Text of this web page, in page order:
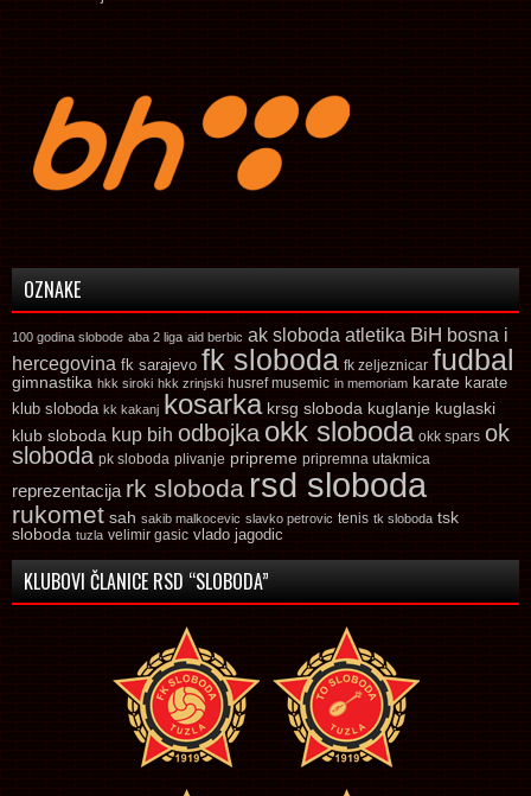
OZNAKE
100 godina slobode aba 2 liga aid berbic ak sloboda atletika BiH bosna i
hercegovina fk sarajevo fk sloboda fk zeljeznicar fudbal
gimnastika hkk siroki hkk zrinjski husref musemic in memoriam karate karate
klub sloboda kk kakanj kosarka krsg sloboda kuglanje kuglaski
klub sloboda kup bih odbojka okk sloboda okk spars ok
sloboda pk sloboda plivanje pripreme pripremna utakmica
reprezentacija rk sloboda rsd sloboda
rukomet sah sakib malkocevic slavko petrovic tenis tk sloboda tsk
sloboda tuzla velimir gasic vlado jagodic
KLUBOVI ČLANICE RSD “SLOBODA”